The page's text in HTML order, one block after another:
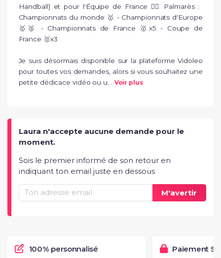
Handball) et pour l'Équipe de France 🤾‍♀ Palmarès :
Championnats du monde 🥇 - Championnats d'Europe
🥇🥉 - Championnats de France 🥇x5 - Coupe de
France 🥇x3
Je suis désormais disponible sur la plateforme Vidoleo
pour toutes vos demandes, alors si vous souhaitez une
petite dédicace vidéo ou u...
Voir plus
Laura n'accepte aucune demande pour le
moment.
Sois le premier informé de son retour en
indiquant ton email juste en dessous
M'avertir
100% personnalisé Paiement